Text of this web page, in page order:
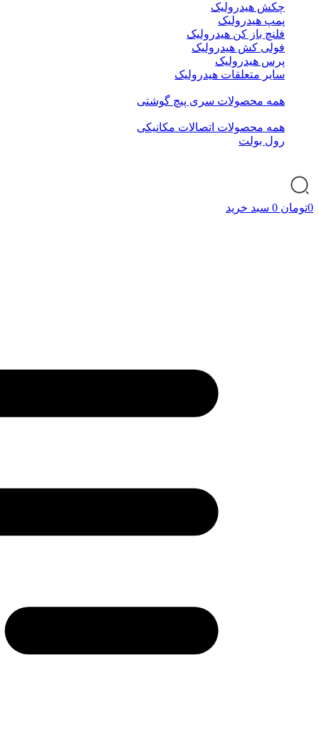
چکش هیدرولیک
پمپ هیدرولیک
فلنچ باز کن هیدرولیک
فولی کش هیدرولیک
پرس هیدرولیک
سایر متعلقات هیدرولیک
همه محصولات سری پیچ گوشتی
همه محصولات اتصالات مکانیکی
رول بولت
0تومان 0 سبد خرید